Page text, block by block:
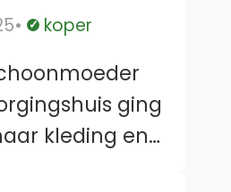
Geverifieerd
koper
ging
kleding en